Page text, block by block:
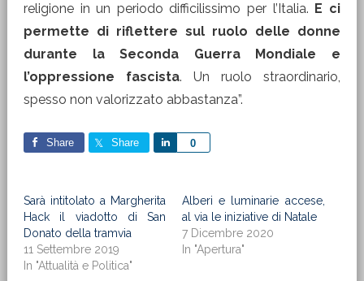
religione in un periodo difficilissimo per l’Italia. E ci
permette di riflettere sul ruolo delle donne
durante la Seconda Guerra Mondiale e
l’oppressione fascista. Un ruolo straordinario,
spesso non valorizzato abbastanza”.
Share Share 0
Share
Sarà intitolato a Margherita
Hack il viadotto di San
Donato della tramvia
11 Settembre 2019
In "Attualità e Politica"
Alberi e luminarie accese,
al via le iniziative di Natale
7 Dicembre 2020
In "Apertura"